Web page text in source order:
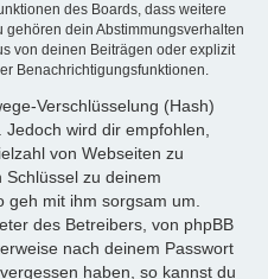
des Boards, dass weitere
gehören dein Abstimmungsverhalten
von deinen Beiträgen oder explizit
Benachrichtigungsfunktionen.
Verschlüsselung (Hash)
wird dir empfohlen,
von Webseiten zu
zu deinem
mit ihm sorgsam um.
des Betreibers, von phpBB
nach deinem Passwort
haben, so kannst du